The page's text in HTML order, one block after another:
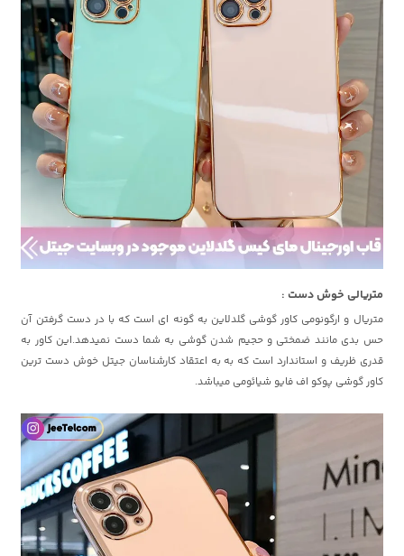
متریالی خوش دست :
متریال و ارگونومی کاور گوشی گلدلاین به گونه ای است که با در دست گرفتن آن
حس بدی مانند ضمختی و حجیم شدن گوشی به شما دست نمیدهد.این کاور به
قدری ظریف و استاندارد است که به به اعتقاد کارشناسان جیتل خوش دست ترین
کاور گوشی پوکو اف فایو شیائومی میباشد.